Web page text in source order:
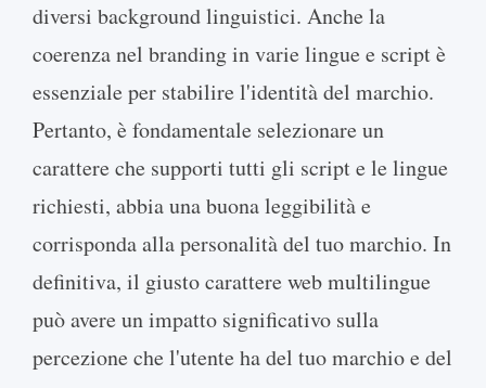
diversi background linguistici. Anche la
coerenza nel branding in varie lingue e script è
essenziale per stabilire l'identità del marchio.
Pertanto, è fondamentale selezionare un
carattere che supporti tutti gli script e le lingue
richiesti, abbia una buona leggibilità e
corrisponda alla personalità del tuo marchio. In
definitiva, il giusto carattere web multilingue
può avere un impatto significativo sulla
percezione che l'utente ha del tuo marchio e del